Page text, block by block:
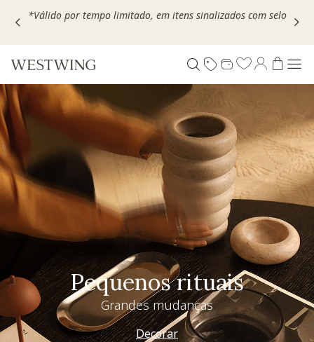
Escolha seu VOUCHER e ganhe até 30% OFF*: useMOVEL30,
Pequenos rituais
Grandes mudanças
Decorar